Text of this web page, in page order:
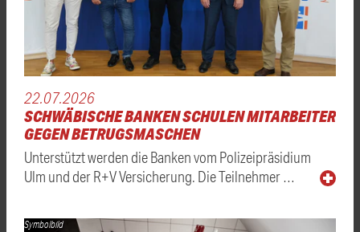
22.07.2026
SCHWÄBISCHE BANKEN SCHULEN MITARBEITER
GEGEN BETRUGSMASCHEN
Unterstützt werden die Banken vom Polizeipräsidium
Ulm und der R+V Versicherung. Die Teilnehmer …
Symbolbild